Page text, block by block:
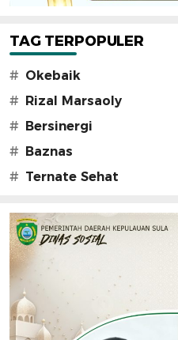
TAG TERPOPULER
# Okebaik
# Rizal Marsaoly
# Bersinergi
# Baznas
# Ternate Sehat